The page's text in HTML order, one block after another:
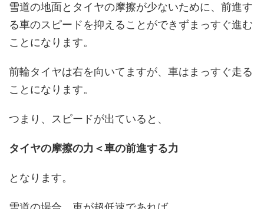
雪道の地面とタイヤの摩擦が少ないために、前進す
る車のスピードを抑えることができずまっすぐ進む
ことになります。
前輪タイヤは右を向いてますが、車はまっすぐ走る
ことになります。
つまり、スピードが出ていると、
タイヤの摩擦の力＜車の前進する力
となります。